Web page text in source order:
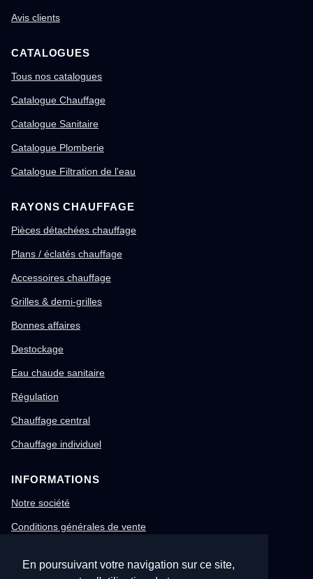
En poursuivant votre navigation sur ce site,
Avis clients
CATALOGUES
Tous nos catalogues
Catalogue Chauffage
Catalogue Sanitaire
Catalogue Plomberie
Catalogue Filtration de l'eau
RAYONS CHAUFFAGE
Pièces détachées chauffage
Plans / éclatés chauffage
Accessoires chauffage
Grilles & demi-grilles
Bonnes affaires
Destockage
Eau chaude sanitaire
Régulation
Chauffage central
Chauffage individuel
INFORMATIONS
Notre société
Conditions générales de vente
Gestion des cookies